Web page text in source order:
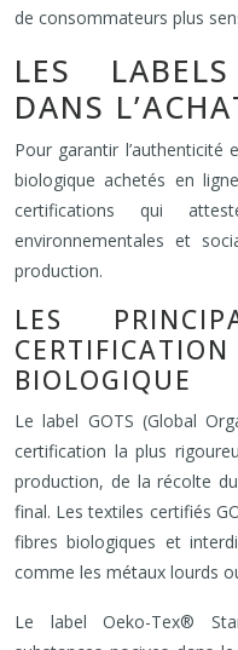
de consommateurs plus
LES
DANS
Pour garantir
biologique achetés en
certifications qui
environnementales et
production.
LES
BIOLOGIQUE
Le label GOTS (Global
certification la plus
production, de la récolte
final. Les textiles certifiés
fibres biologiques et
comme les métaux lourds
Le label Oeko-Tex®